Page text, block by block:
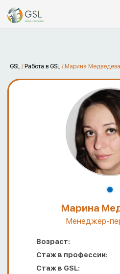
GSL / Работа в GSL / Марина Медведева
Марина
Менеджер-
Возраст:
Стаж в профессии:
Стаж в GSL: